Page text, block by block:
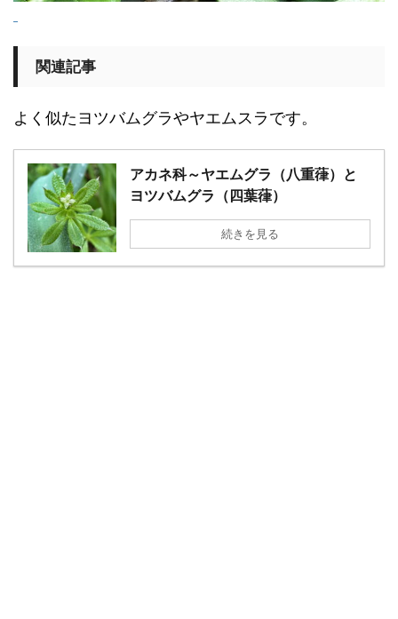
関連記事
よく似たヨツバムグラやヤエムスラです。
アカネ科～ヤエムグラ（八重葎）と
ヨツバムグラ（四葉葎）
続きを見る